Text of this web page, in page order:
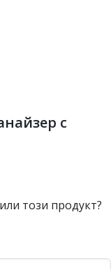
с
този продукт?